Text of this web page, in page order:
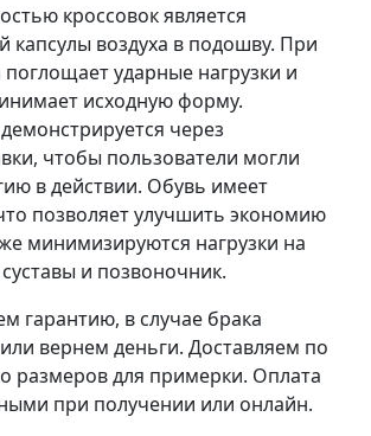
кроссовок является
капсулы воздуха в подошву. При
ударные нагрузки и
исходную форму.
через
чтобы пользователи могли
в действии. Обувь имеет
позволяет улучшить экономию
минимизируются нагрузки на
и позвоночник.
гарантию, в случае брака
вернем деньги. Доставляем по
размеров для примерки. Оплата
при получении или онлайн.